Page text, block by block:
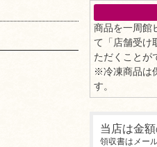
商品を一周館
て「店舗受け
ただくことが
※冷凍商品は
す。
当店は金
領収書はメー